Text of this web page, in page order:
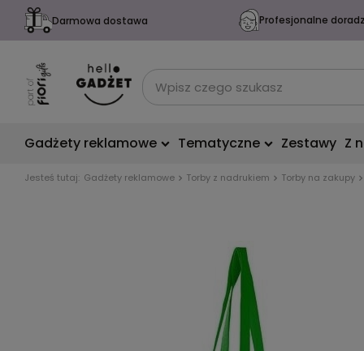
Darmowa dostawa Profesjonalne
Gadżety reklamowe Tematyczne Zestawy Z
Jesteś tutaj: Gadżety reklamowe Torby z nadrukiem Torby na zakupy